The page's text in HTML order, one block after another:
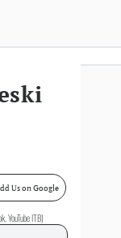
Us on Google
YouTube ITB)